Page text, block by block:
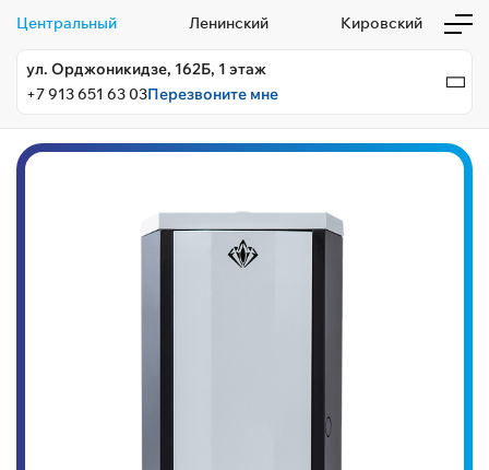
Центральный Ленинский Кировский
ул. Орджоникидзе, 162Б, 1 этаж
+7 913 651 63 03Перезвоните мне